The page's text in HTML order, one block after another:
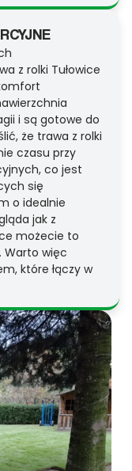
z rolki Tułowice
i są gotowe do
że trawa z rolki
czasu przy
co jest
się
o idealnie
jak z
możecie to
Warto więc
które łączy w